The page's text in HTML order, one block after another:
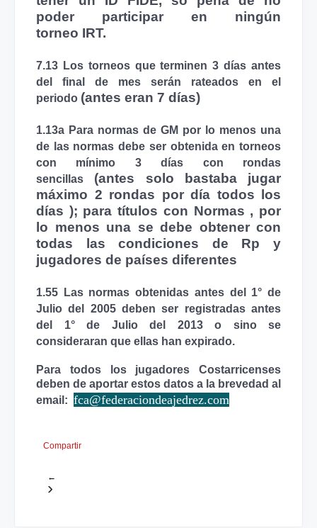
poder participar en ningún
torneo IRT.
7.13 Los torneos que terminen 3 días antes
del final de mes serán rateados en el
periodo (antes eran 7 días)
1.13a Para normas de GM por lo menos una
de las normas debe ser obtenida en torneos
con mínimo 3 días con rondas
sencillas
(antes solo bastaba jugar
máximo 2 rondas por día todos los
días ); para títulos con Normas , por
lo menos una se debe obtener con
todas las condiciones de Rp y
jugadores de países diferentes
1.55 Las normas obtenidas antes del 1° de
Julio del 2005 deben ser registradas antes
del 1° de Julio del 2013 o sino se
consideraran que ellas han expirado.
Para todos los jugadores Costarricenses
deben de aportar estos datos a la brevedad al
email: fca@federaciondeajedrez.com
Compartir
←
›